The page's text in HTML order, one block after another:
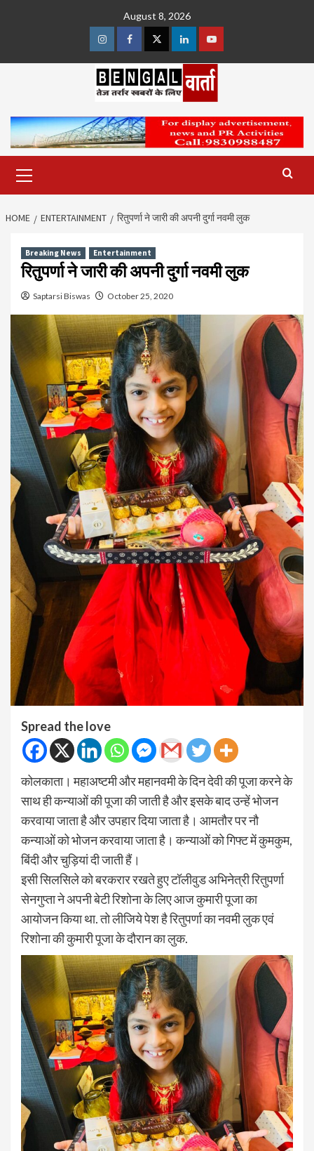
August 8, 2026
InstagramFacebookTwitterLinkedinYoutube
Menu
HOME ENTERTAINMENT रितुपर्णा ने जारी की अपनी दुर्गा नवमी लुक
Breaking News Entertainment
रितुपर्णा ने जारी की अपनी दुर्गा नवमी लुक
Saptarsi Biswas October 25, 2020
Spread the love
कोलकाता। महाअष्टमी और महानवमी के दिन देवी की पूजा करने के
साथ ही कन्याओं की पूजा की जाती है और इसके बाद उन्हें भोजन
करवाया जाता है और उपहार दिया जाता है। आमतौर पर नौ
कन्याओं को भोजन करवाया जाता है। कन्याओं को गिफ्ट में कुमकुम,
बिंदी और चुड़ियां दी जाती हैं।
इसी सिलसिले को बरकरार रखते हुए टॉलीवुड अभिनेत्री रितुपर्णा
सेनगुप्ता ने अपनी बेटी रिशोना के लिए आज कुमारी पूजा का
आयोजन किया था. तो लीजिये पेश है रितुपर्णा का नवमी लुक एवं
रिशोना की कुमारी पूजा के दौरान का लुक.